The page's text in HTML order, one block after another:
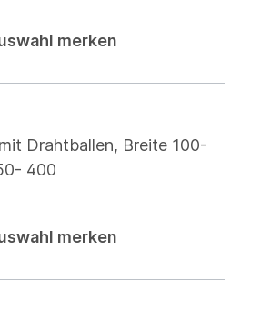
merken
Drahtballen, Breite 100-
400
merken